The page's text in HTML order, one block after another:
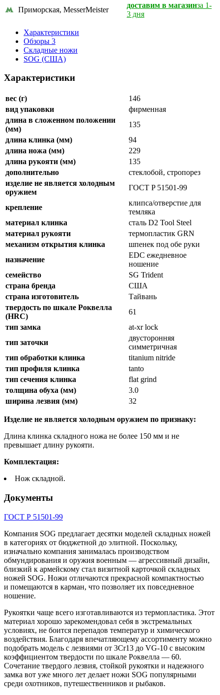
Приморская, MesserMeister
доставим в магазинза 1-
3 дня
Характеристики
Обзоры 3
Складные ножи
SOG (США)
Характеристики
вес (г)
146
вид упаковки
фирменная
длина в сложенном положении
(мм)
135
длина клинка (мм)
94
длина ножа (мм)
229
длина рукояти (мм)
135
дополнительно
стеклобой, стропорез
изделие не является холодным
оружием
ГОСТ P 51501-99
крепление
клипса/отверстие для
темляка
материал клинка
сталь D2 Tool Steel
материал рукояти
термопластик GRN
механизм открытия клинка
шпенек под обе руки
назначение
EDC ежедневное
ношение
семейство
SG Trident
страна бренда
США
страна изготовитель
Тайвань
твердость по шкале Роквелла
(HRC)
61
тип замка
at-xr lock
тип заточки
двусторонняя
симметричная
тип обработки клинка
titanium nitride
тип профиля клинка
tanto
тип сечения клинка
flat grind
толщина обуха (мм)
3.0
ширина лезвия (мм)
32
Изделие не является холодным оружием по признаку:
Длина клинка складного ножа не более 150 мм и не
превышает длину рукояти.
Комплектация:
Нож складной.
Документы
ГОСТ Р 51501-99
Компания SOG предлагает десятки моделей складных ножей
в категориях от бюджетной до элитной. Поскольку,
изначально компания занималась производством
обмундирования и оружия военным — агрессивный дизайн,
близкий к армейскому стал визитной карточкой складных
ножей SOG. Ножи отличаются прекрасной компактностью
и помещаются в карман, что позволяет их повседневное
ношение.
Рукоятки чаще всего изготавливаются из термопластика. Этот
материал хорошо зарекомендовал себя в экстремальных
условиях, не боится перепадов температур и химического
воздействия. Благодаря впечатляющему ассортименту можно
подобрать модель с лезвиями от 3Cr13 до VG-10 с высоким
коэффициентом твердости по шкале Роквелла — 60.
Сочетание твердого лезвия, стойкой рукоятки и надежного
замка вот уже много лет делает ножи SOG популярными
среди охотников, путешественников и рыбаков.